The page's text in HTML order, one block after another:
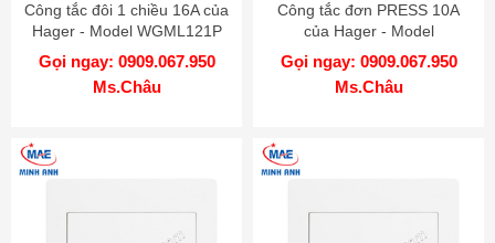
Công tắc đôi 1 chiều 16A của
Hager - Model WGML121P
Gọi ngay: 0909.067.950
Ms.Châu
Công tắc đơn PRESS 10A
của Hager - Model
WGML111PKB
Gọi ngay: 0909.067.950
Ms.Châu